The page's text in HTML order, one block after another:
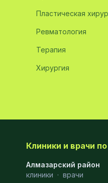
Ортопедия
Массаж
Репродуктология
Психология
Пластическая
Ревматология
Терапия
Хирургия
Клиники и врачи
Алмазарский район
клиники · врачи